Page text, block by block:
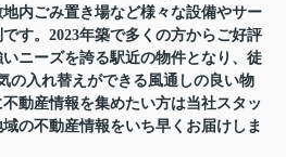
内ごみ置き場など様々な設備やサー
す。2023年築で多くの方からご好評
ニーズを誇る駅近の物件となり、徒
の入れ替えができる風通しの良い物
動産情報を集めたい方は当社スタッ
の不動産情報をいち早くお届けしま